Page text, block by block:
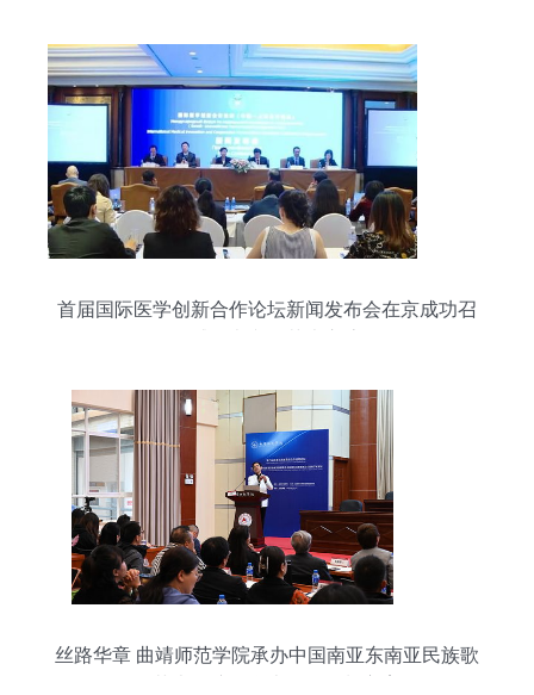
首届国际医学创新合作论坛新闻发布会在京成功召
丝路华章 曲靖师范学院承办中国南亚东南亚民族歌